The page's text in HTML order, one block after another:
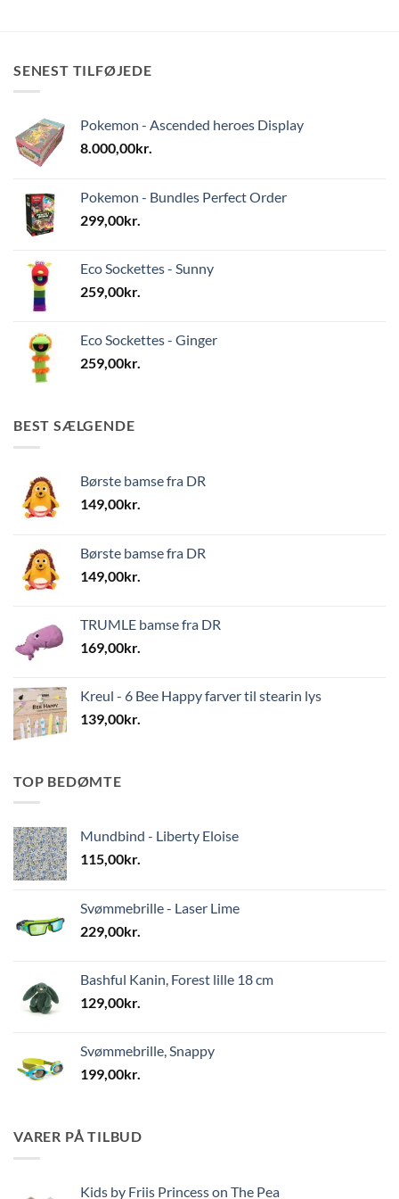
SENEST TILFØJEDE
Pokemon - Ascended heroes Display
8.000,00kr.
Pokemon - Bundles Perfect Order
299,00kr.
Eco Sockettes - Sunny
259,00kr.
Eco Sockettes - Ginger
259,00kr.
BEST SÆLGENDE
Børste bamse fra DR
149,00kr.
Børste bamse fra DR
149,00kr.
TRUMLE bamse fra DR
169,00kr.
Kreul - 6 Bee Happy farver til stearin lys
139,00kr.
TOP BEDØMTE
Mundbind - Liberty Eloise
115,00kr.
Svømmebrille - Laser Lime
229,00kr.
Bashful Kanin, Forest lille 18 cm
129,00kr.
Svømmebrille, Snappy
199,00kr.
VARER PÅ TILBUD
Kids by Friis Princess on The Pea